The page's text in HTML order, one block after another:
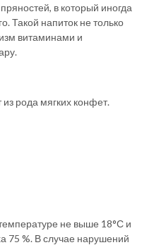
в который иногда
Такой напиток не только
витаминами и
рода мягких конфет.
не выше 18°С и
75 %. В случае нарушений